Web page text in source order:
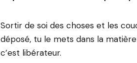
Sortir de soi des choses et les
déposé, tu le mets dans la
c’est libérateur.